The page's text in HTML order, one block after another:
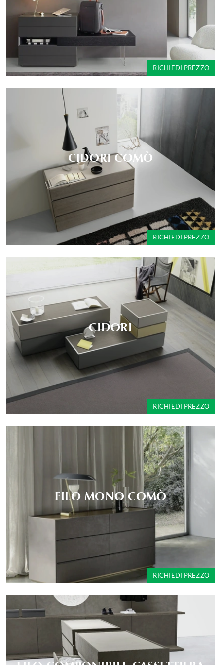
RICHIEDI PREZZO
CIDORI COMÒ
RICHIEDI PREZZO
CIDORI
RICHIEDI PREZZO
FILO MONO COMÒ
RICHIEDI PREZZO